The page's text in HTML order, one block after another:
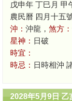
戊申年 丁巳月 甲
農民曆 四月十五
沖： 沖龍， 煞方：
星神： 日破
時宜：
時忌： 日時相沖
2028年5月9日 乙